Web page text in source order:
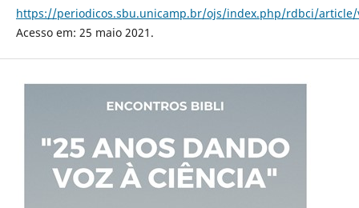
https://periodicos.sbu.unicamp.br/ojs/index.php/rdbci/article/
Acesso em: 25 maio 2021.